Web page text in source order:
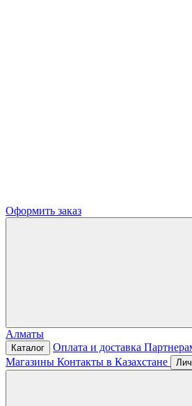
Оформить заказ
Алматы
Каталог Оплата и доставка
Магазины Контакты в Казахстане